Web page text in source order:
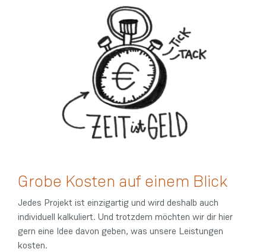
Grobe Kosten auf einem Blick
Jedes Projekt ist einzigartig und wird deshalb auch
individuell kalkuliert. Und trotzdem möchten wir dir hier
gern eine Idee davon geben, was unsere Leistungen
kosten.